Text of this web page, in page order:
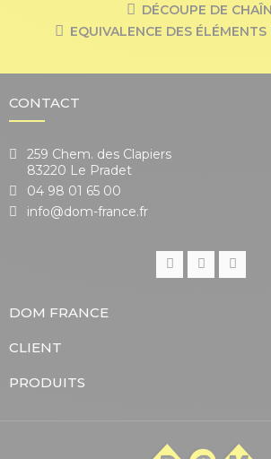
DÉCOUPE DE
EQUIVALENCE DES
CONTACT
259 Chem. des Clapiers
83220 Le Pradet
04 98 01 65 00
info@dom-france.fr
DOM FRANCE
CLIENT
PRODUITS